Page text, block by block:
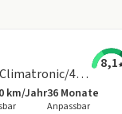
e-up! Navi/Sitzhz/CCS/beheiz.FS/Climatronic/4Türen
8,1
Laufleistung
km/JahrLaufzeit
36 Monate
Anpassbar